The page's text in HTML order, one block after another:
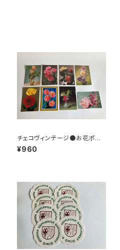
チェコヴィンテージ●お花ポスト
カード8枚組
¥960